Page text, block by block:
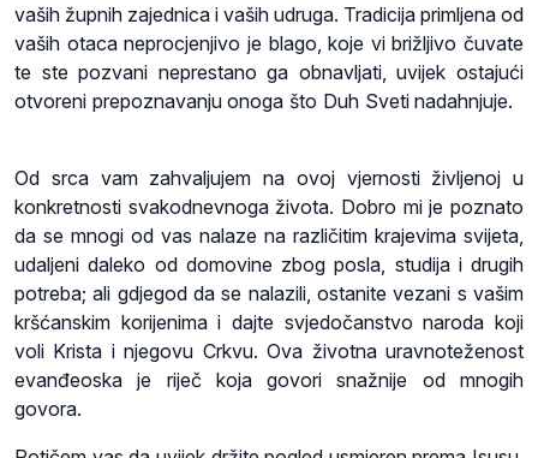
vaših župnih zajednica i vaših udruga. Tradicija primljena od
vaših otaca neprocjenjivo je blago, koje vi brižljivo čuvate
te ste pozvani neprestano ga obnavljati, uvijek ostajući
otvoreni prepoznavanju onoga što Duh Sveti nadahnjuje.
Od srca vam zahvaljujem na ovoj vjernosti življenoj u
konkretnosti svakodnevnoga života. Dobro mi je poznato
da se mnogi od vas nalaze na različitim krajevima svijeta,
udaljeni daleko od domovine zbog posla, studija i drugih
potreba; ali gdjegod da se nalazili, ostanite vezani s vašim
kršćanskim korijenima i dajte svjedočanstvo naroda koji
voli Krista i njegovu Crkvu. Ova životna uravnoteženost
evanđeoska je riječ koja govori snažnije od mnogih
govora.